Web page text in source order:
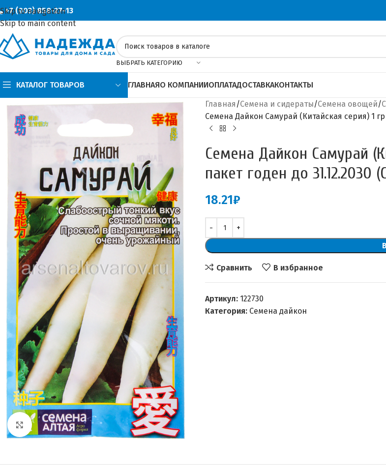
Skip to navigation
Skip to main content
+7 (903) 858-27-13
ВЫБРАТЬ КАТЕГОРИЮ
КАТАЛОГ ТОВАРОВ ГЛАВНАЯО КОМПАНИИОПЛАТАДОСТАВКАКОНТАКТЫ
Увеличить
Главная Семена и сидераты Семена овощей
Семена Дайкон Самурай (Китайская серия) 1
Семена Дайкон Самурай
пакет годен до 31.12.2030
18.21₽
Сравнить В избранное
Артикул: 122730
Категория: Семена дайкон